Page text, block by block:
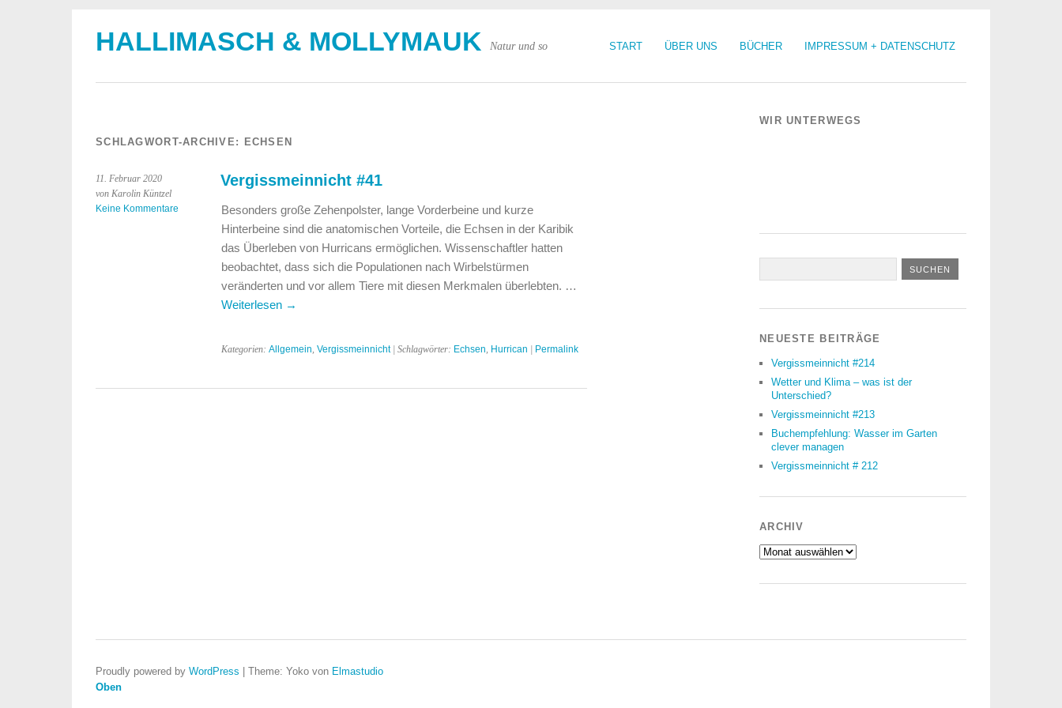
START ÜBER UNS BÜCHER IMPRESSUM + DATENSCHUTZ
HALLIMASCH & MOLLYMAUK Natur und so
SCHLAGWORT-ARCHIVE: ECHSEN
11. Februar 2020
von Karolin Küntzel
Keine Kommentare
Vergissmeinnicht #41
Besonders große Zehenpolster, lange Vorderbeine und kurze
Hinterbeine sind die anatomischen Vorteile, die Echsen in der Karibik
das Überleben von Hurricans ermöglichen. Wissenschaftler hatten
beobachtet, dass sich die Populationen nach Wirbelstürmen
veränderten und vor allem Tiere mit diesen Merkmalen überlebten. …
Weiterlesen →
Kategorien: Allgemein, Vergissmeinnicht| Schlagwörter: Echsen, Hurrican Permalink
WIR UNTERWEGS
NEUESTE BEITRÄGE
Vergissmeinnicht #214
Wetter und Klima – was ist der
Unterschied?
Vergissmeinnicht #213
Buchempfehlung: Wasser im Garten
clever managen
Vergissmeinnicht # 212
ARCHIV
Archiv
Proudly powered by WordPress Theme: Yoko von Elmastudio
Oben